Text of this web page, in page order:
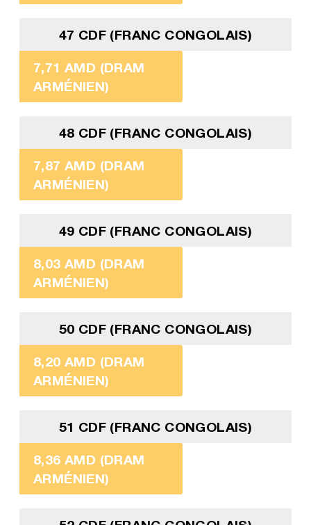
47 CDF (FRANC CONGOLAIS)
7,71 AMD (DRAM
ARMÉNIEN)
48 CDF (FRANC CONGOLAIS)
7,87 AMD (DRAM
ARMÉNIEN)
49 CDF (FRANC CONGOLAIS)
8,03 AMD (DRAM
ARMÉNIEN)
50 CDF (FRANC CONGOLAIS)
8,20 AMD (DRAM
ARMÉNIEN)
51 CDF (FRANC CONGOLAIS)
8,36 AMD (DRAM
ARMÉNIEN)